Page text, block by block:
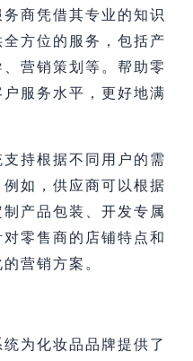
务商凭借其专业的知识
方位的服务，包括产
营销策划等。帮助零
服务水平，更好地满
支持根据不同用户的需
如，供应商可以根据
产品包装、开发专属
零售商的店铺特点和
营销方案。
统为化妆品品牌提供了